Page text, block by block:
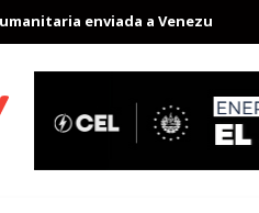
enviada a Venezuela